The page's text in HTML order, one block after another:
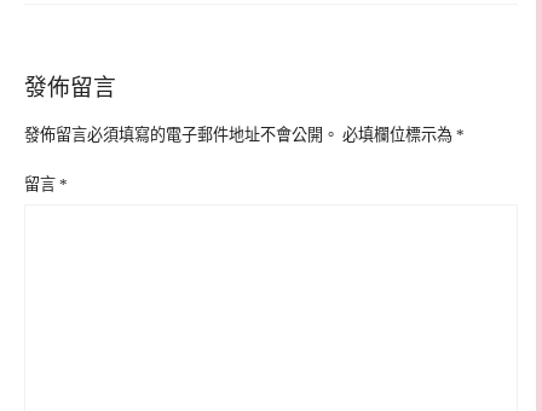
發佈留言
發佈留言必須填寫的電子郵件地址不會公開。 必填欄位標示為 *
留言 *